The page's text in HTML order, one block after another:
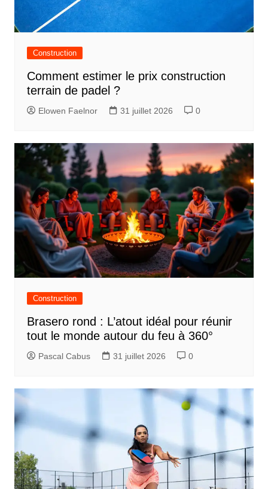
Construction
Comment estimer le prix construction
terrain de padel ?
Elowen Faelnor 31 juillet 2026 0
Construction
Brasero rond : L’atout idéal pour réunir
tout le monde autour du feu à 360°
Pascal Cabus 31 juillet 2026 0